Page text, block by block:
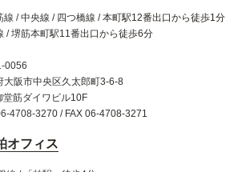
線 / 中央線 / 四つ橋線 / 本町駅12番出口から徒歩1分
/ 堺筋本町駅11番出口から徒歩6分
0056
大阪市中央区久太郎町3-6-8
堂筋ダイワビル10F
4708-3270 / FAX 06-4708-3271
オフィス